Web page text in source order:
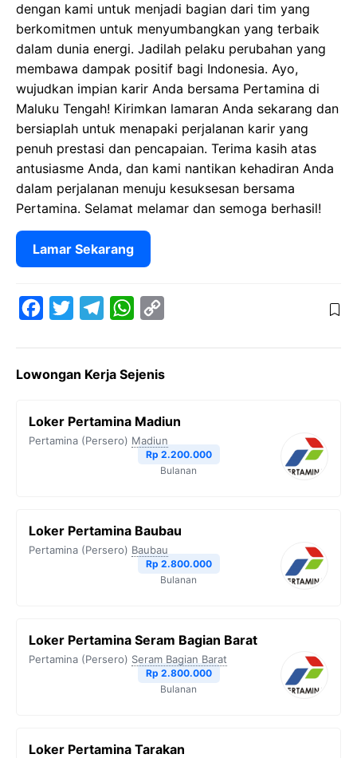
dengan kami untuk menjadi bagian dari tim yang
berkomitmen untuk menyumbangkan yang terbaik
dalam dunia energi. Jadilah pelaku perubahan yang
membawa dampak positif bagi Indonesia. Ayo,
wujudkan impian karir Anda bersama Pertamina di
Maluku Tengah! Kirimkan lamaran Anda sekarang dan
bersiaplah untuk menapaki perjalanan karir yang
penuh prestasi dan pencapaian. Terima kasih atas
antusiasme Anda, dan kami nantikan kehadiran Anda
dalam perjalanan menuju kesuksesan bersama
Pertamina. Selamat melamar dan semoga berhasil!
Lamar Sekarang
e
o
t
e
e
r
W
t
A
p
y
i
n
k
Lowongan Kerja Sejenis
Loker Pertamina Madiun
Pertamina (Persero) Madiun
Rp 2.200.000
Bulanan
Loker Pertamina Baubau
Pertamina (Persero) Baubau
Rp 2.800.000
Bulanan
Loker Pertamina Seram Bagian Barat
Pertamina (Persero) Seram Bagian Barat
Rp 2.800.000
Bulanan
Loker Pertamina Tarakan